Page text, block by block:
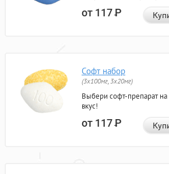
от 117Р
Софт набор
(3x100мг, 3x20мг)
Выбери софт-препарат на
вкус!
от 117Р